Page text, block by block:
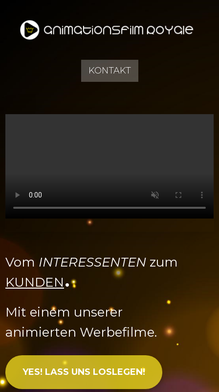
KONTAKT
Vom INTERESSENTEN zum
KUNDEN.
Mit einem unserer
animierten Werbefilme.
YES! LASS UNS LOSLEGEN!